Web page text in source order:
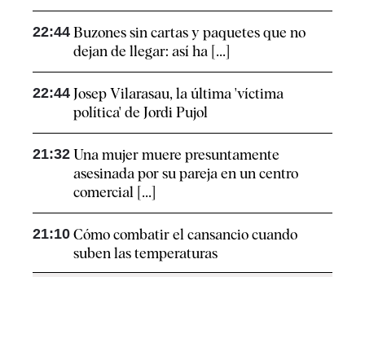
22:44 Buzones sin cartas y paquetes que no
dejan de llegar: así ha [...]
22:44 Josep Vilarasau, la última 'víctima
política' de Jordi Pujol
21:32 Una mujer muere presuntamente
asesinada por su pareja en un centro
comercial [...]
21:10 Cómo combatir el cansancio​ cuando
suben las temperaturas